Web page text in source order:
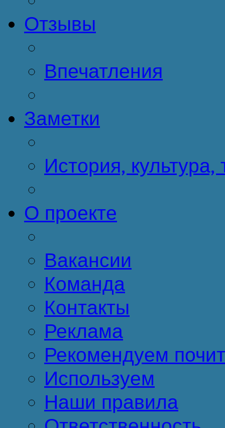
Отзывы
Впечатления
Заметки
История, культура,
О проекте
Вакансии
Команда
Контакты
Реклама
Рекомендуем
Используем
Наши правила